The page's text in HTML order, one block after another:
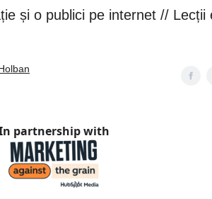
și o publici pe internet // Lecții
partnership with